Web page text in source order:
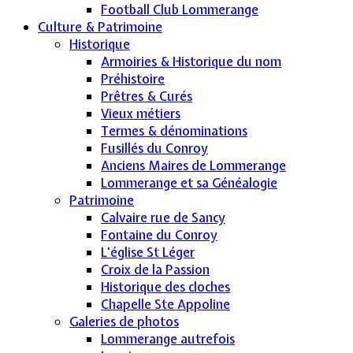
Football Club Lommerange
Culture & Patrimoine
Historique
Armoiries & Historique du nom
Préhistoire
Prêtres & Curés
Vieux métiers
Termes & dénominations
Fusillés du Conroy
Anciens Maires de Lommerange
Lommerange et sa Généalogie
Patrimoine
Calvaire rue de Sancy
Fontaine du Conroy
L'église St Léger
Croix de la Passion
Historique des cloches
Chapelle Ste Appoline
Galeries de photos
Lommerange autrefois